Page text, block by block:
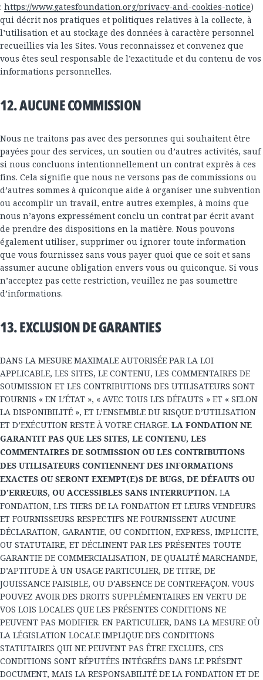
: https://www.gatesfoundation.org/privacy-and-cookies-notice)
qui décrit nos pratiques et politiques relatives à la collecte, à
l’utilisation et au stockage des données à caractère personnel
recueillies via les Sites. Vous reconnaissez et convenez que
vous êtes seul responsable de l’exactitude et du contenu de vos
informations personnelles.
12. AUCUNE COMMISSION
Nous ne traitons pas avec des personnes qui souhaitent être
payées pour des services, un soutien ou d’autres activités, sauf
si nous concluons intentionnellement un contrat exprès à ces
fins. Cela signifie que nous ne versons pas de commissions ou
d’autres sommes à quiconque aide à organiser une subvention
ou accomplir un travail, entre autres exemples, à moins que
nous n’ayons expressément conclu un contrat par écrit avant
de prendre des dispositions en la matière. Nous pouvons
également utiliser, supprimer ou ignorer toute information
que vous fournissez sans vous payer quoi que ce soit et sans
assumer aucune obligation envers vous ou quiconque. Si vous
n’acceptez pas cette restriction, veuillez ne pas soumettre
d’informations.
13. EXCLUSION DE GARANTIES
DANS LA MESURE MAXIMALE AUTORISÉE PAR LA LOI
APPLICABLE, LES SITES, LE CONTENU, LES COMMENTAIRES DE
SOUMISSION ET LES CONTRIBUTIONS DES UTILISATEURS SONT
FOURNIS « EN L’ÉTAT », « AVEC TOUS LES DÉFAUTS » ET « SELON
LA DISPONIBILITÉ », ET L’ENSEMBLE DU RISQUE D’UTILISATION
ET D’EXÉCUTION RESTE À VOTRE CHARGE. LA FONDATION NE
GARANTIT PAS QUE LES SITES, LE CONTENU, LES
COMMENTAIRES DE SOUMISSION OU LES CONTRIBUTIONS
DES UTILISATEURS CONTIENNENT DES INFORMATIONS
EXACTES OU SERONT EXEMPT(E)S DE BUGS, DE DÉFAUTS OU
D’ERREURS, OU ACCESSIBLES SANS INTERRUPTION. LA
FONDATION, LES TIERS DE LA FONDATION ET LEURS VENDEURS
ET FOURNISSEURS RESPECTIFS NE FOURNISSENT AUCUNE
DÉCLARATION, GARANTIE, OU CONDITION, EXPRESS, IMPLICITE,
OU STATUTAIRE, ET DÉCLINENT PAR LES PRÉSENTES TOUTE
GARANTIE DE COMMERCIALISATION, DE QUALITÉ MARCHANDE,
D’APTITUDE À UN USAGE PARTICULIER, DE TITRE, DE
JOUISSANCE PAISIBLE, OU D’ABSENCE DE CONTREFAÇON. VOUS
POUVEZ AVOIR DES DROITS SUPPLÉMENTAIRES EN VERTU DE
VOS LOIS LOCALES QUE LES PRÉSENTES CONDITIONS NE
PEUVENT PAS MODIFIER. EN PARTICULIER, DANS LA MESURE OÙ
LA LÉGISLATION LOCALE IMPLIQUE DES CONDITIONS
STATUTAIRES QUI NE PEUVENT PAS ÊTRE EXCLUES, CES
CONDITIONS SONT RÉPUTÉES INTÉGRÉES DANS LE PRÉSENT
DOCUMENT, MAIS LA RESPONSABILITÉ DE LA FONDATION ET DE